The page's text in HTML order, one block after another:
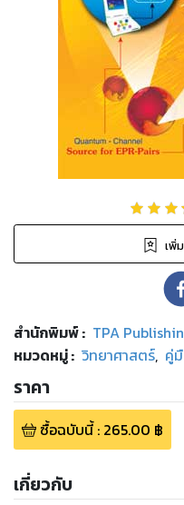
เพิ่
สำนักพิมพ์: TPA
หมวดหมู่: วิทยาศาสตร์, คู่
ราคา
ซื้อฉบับนี้: 265.00 ฿
เกี่ยวกับ